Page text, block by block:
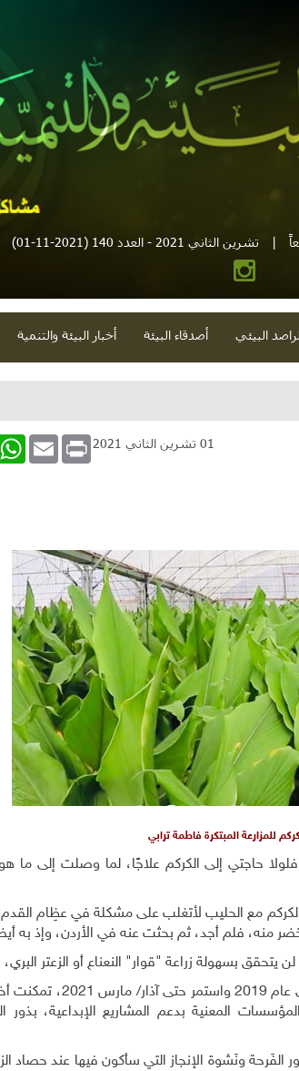
| تشرين الثاني 2021 - العدد 140 (2021-11-01)
البيئي أصدقاء البيئة أخبار البيئة والتنمية
Email Print 01 تشرين الثاني 2021
للمزارعة المبتكرة فاطمة ترابي
حاجتي إلى الكركم علاجًا، لما وصلت إلى ما
مع الحليب لأتغلب على مشكلة في عظِام
منه، فلم أجد، ثم بحثت عنه في الأردن، وإذ به
بسهولة زراعة "قوار" النعناع أو الزعتر
بعد رحلة بحثٍ طويلة وشاقّة وتعلّم
المعنية بدعم المشاريع الإبداعية، بذور
ونَشوة الإنجاز التي سأكون فيها عند حصاد